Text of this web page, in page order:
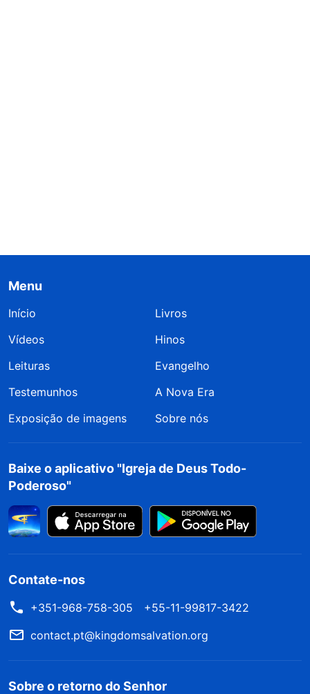
Menu
Início
Livros
Vídeos
Hinos
Leituras
Evangelho
Testemunhos
A Nova Era
Exposição de imagens
Sobre nós
Baixe o aplicativo "Igreja de Deus Todo-
Poderoso"
Contate-nos
+351-968-758-305
+55-11-99817-3422
contact.pt@kingdomsalvation.org
Sobre o retorno do Senhor